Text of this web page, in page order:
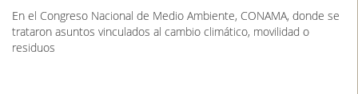
En el Congreso Nacional de Medio Ambiente, CONAMA, donde se
trataron asuntos vinculados al cambio climático, movilidad o
residuos